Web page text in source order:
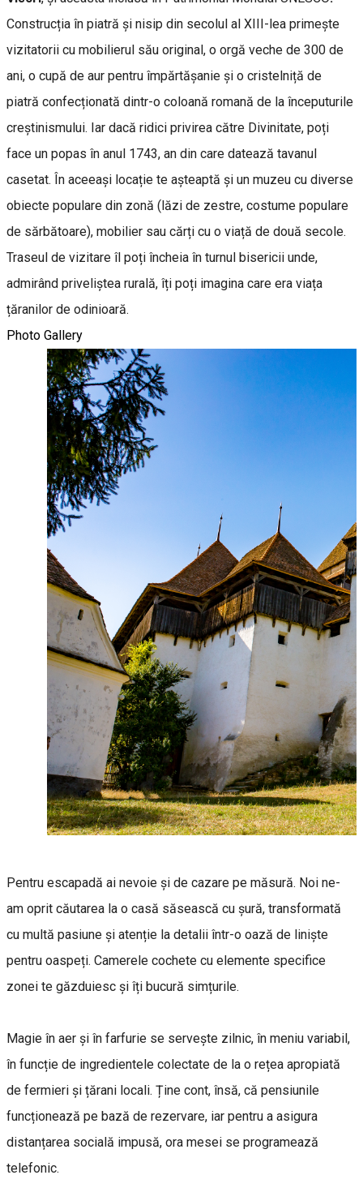
Construcția în piatră și nisip din secolul al XIII-lea primește
vizitatorii cu mobilierul său original, o orgă veche de 300 de
ani, o cupă de aur pentru împărtășanie și o cristelniță de
piatră confecționată dintr-o coloană romană de la începuturile
creștinismului. Iar dacă ridici privirea către Divinitate, poți
face un popas în anul 1743, an din care datează tavanul
casetat. În aceeași locație te așteaptă și un muzeu cu diverse
obiecte populare din zonă (lăzi de zestre, costume populare
de sărbătoare), mobilier sau cărți cu o viață de două secole.
Traseul de vizitare îl poți încheia în turnul bisericii unde,
admirând priveliștea rurală, îți poți imagina care era viața
țăranilor de odinioară.
Photo Gallery
Pentru escapadă ai nevoie și de cazare pe măsură. Noi ne-
am oprit căutarea la o casă săsească cu șură, transformată
cu multă pasiune și atenție la detalii într-o oază de liniște
pentru oaspeți. Camerele cochete cu elemente specifice
zonei te găzduiesc și îți bucură simțurile.
Magie în aer și în farfurie se servește zilnic, în meniu variabil,
în funcție de ingredientele colectate de la o rețea apropiată
de fermieri și țărani locali. Ține cont, însă, că pensiunile
funcționează pe bază de rezervare, iar pentru a asigura
distanțarea socială impusă, ora mesei se programează
telefonic.